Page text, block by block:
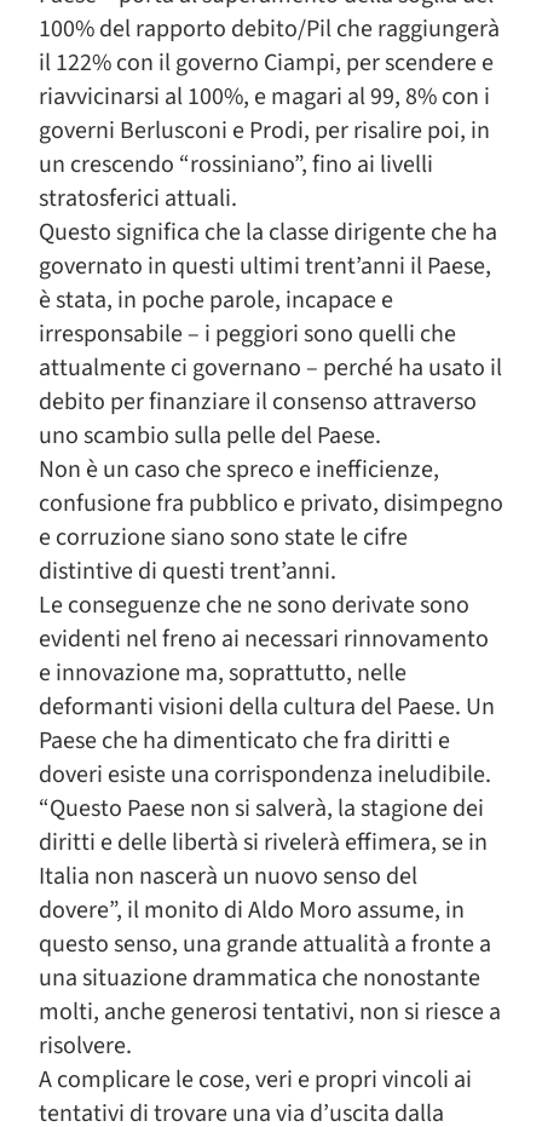
100% del rapporto debito/Pil che raggiungerà
il 122% con il governo Ciampi, per scendere e
riavvicinarsi al 100%, e magari al 99, 8% con i
governi Berlusconi e Prodi, per risalire poi, in
un crescendo “rossiniano”, fino ai livelli
stratosferici attuali.
Questo significa che la classe dirigente che ha
governato in questi ultimi trent’anni il Paese,
è stata, in poche parole, incapace e
irresponsabile – i peggiori sono quelli che
attualmente ci governano – perché ha usato il
debito per finanziare il consenso attraverso
uno scambio sulla pelle del Paese.
Non è un caso che spreco e inefficienze,
confusione fra pubblico e privato, disimpegno
e corruzione siano sono state le cifre
distintive di questi trent’anni.
Le conseguenze che ne sono derivate sono
evidenti nel freno ai necessari rinnovamento
e innovazione ma, soprattutto, nelle
deformanti visioni della cultura del Paese. Un
Paese che ha dimenticato che fra diritti e
doveri esiste una corrispondenza ineludibile.
“Questo Paese non si salverà, la stagione dei
diritti e delle libertà si rivelerà effimera, se in
Italia non nascerà un nuovo senso del
dovere”, il monito di Aldo Moro assume, in
questo senso, una grande attualità a fronte a
una situazione drammatica che nonostante
molti, anche generosi tentativi, non si riesce a
risolvere.
A complicare le cose, veri e propri vincoli ai
tentativi di trovare una via d’uscita dalla